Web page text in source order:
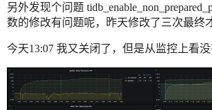
另外发现个问题
数的修改有问题呢，昨天修改了三次最终
今天13:07 我又关闭了，但是从监控上看